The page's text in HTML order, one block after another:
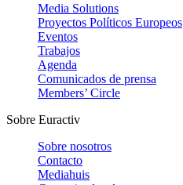
Media Solutions
Proyectos Políticos Europeos
Eventos
Trabajos
Agenda
Comunicados de prensa
Members’ Circle
Sobre Euractiv
Sobre nosotros
Contacto
Mediahuis